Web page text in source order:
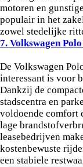
motoren en
populair in het
zowel stedelijke
7. Volkswagen Polo
De Volkswagen
interessant is voor
Dankzij de
stadscentra en
voldoende comfort
lage
leasebedrijven
kostenbewuste
een stabiele